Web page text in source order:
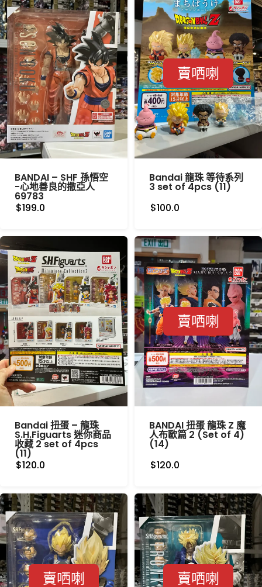
BANDAI – SHF 孫悟空
-心地善良的撒亞人
69783
$199.0
賣哂喇
Bandai 龍珠 等待系列
3 set of 4pcs (11)
$100.0
Bandai 扭蛋 – 龍珠
S.H.Figuarts 迷你商品
收藏 2 set of 4pcs
(11)
$120.0
賣哂喇
BANDAI 扭蛋 龍珠 Z 魔
人布歐篇 2 (Set of 4)
(14)
$120.0
賣哂喇 賣哂喇